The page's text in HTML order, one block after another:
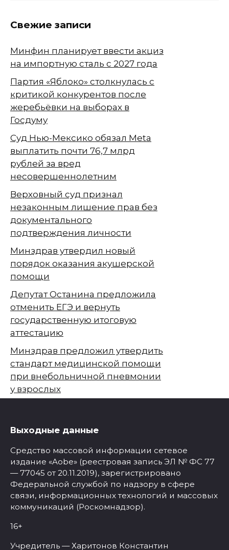
Свежие записи
Минфин планирует ввести акциз
на импортную сталь с 2027 года
Партия «Яблоко» столкнулась с
критикой конкурентов после
жеребьёвки на выборах в
Госдуму
Суд Нью-Мексико обязал Meta
выплатить почти 76,7 млрд
рублей за вред
несовершеннолетним
Верховный суд признал
незаконным лишение прав без
документального
подтверждения личности
Минздрав утвердил новый
порядок оказания акушерской
помощи
Депутат Останина предложила
отменить ЕГЭ и вернуть
государственную итоговую
аттестацию
Минздрав предложил утвердить
стандарт медицинской помощи
при внебольничной пневмонии
у взрослых
Выходные данные
Средство массовой информации сетевое
издание «Aobe» (реестровая запись ЭЛ № ФС 77
— 77045 от 20.11.2019), зарегистрировано
Федеральной службой по надзору в сфере
связи, информационных технологий и массовых
коммуникаций (Роскомнадзор).
16+
Учредитель — Харитонов Константин